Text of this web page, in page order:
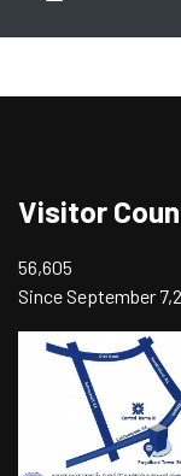
Visitor
56,605
Since September